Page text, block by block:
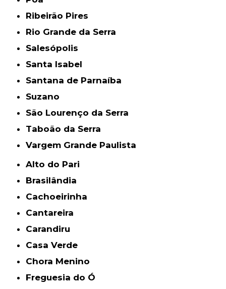
Ribeirão Pires
Rio Grande da Serra
Salesópolis
Santa Isabel
Santana de Parnaíba
Suzano
São Lourenço da Serra
Taboão da Serra
Vargem Grande Paulista
Alto do Pari
Brasilândia
Cachoeirinha
Cantareira
Carandiru
Casa Verde
Chora Menino
Freguesia do Ó